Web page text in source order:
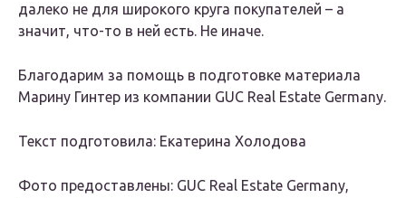
далеко не для широкого круга покупателей – а
значит, что-то в ней есть. Не иначе.
Благодарим за помощь в подготовке материала
Марину Гинтер из компании GUC Real Estate Germany.
Текст подготовила: Екатерина Холодова
Фото предоставлены: GUC Real Estate Germany,